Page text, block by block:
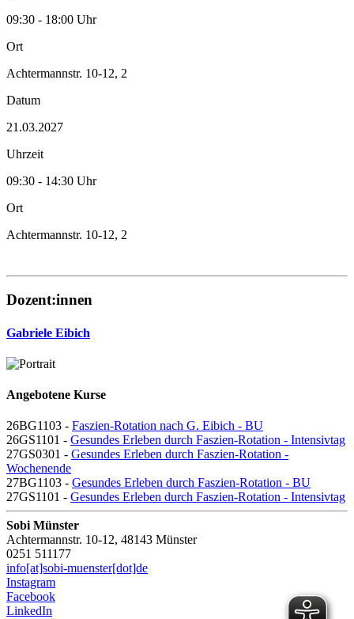
09:30 - 18:00 Uhr
Ort
Achtermannstr. 10-12, 2
Datum
21.03.2027
Uhrzeit
09:30 - 14:30 Uhr
Ort
Achtermannstr. 10-12, 2
Dozent:innen
Gabriele Eibich
Angebotene Kurse
26BG1103 - Faszien-Rotation nach G. Eibich - BU
26GS1101 - Gesundes Erleben durch Faszien-Rotation - Intensivtag
27GS0301 - Gesundes Erleben durch Faszien-Rotation -
Wochenende
27BG1103 - Gesundes Erleben durch Faszien-Rotation - BU
27GS1101 - Gesundes Erleben durch Faszien-Rotation - Intensivtag
Sobi Münster
Achtermannstr. 10-12, 48143 Münster
0251 511177
info[at]sobi-muenster[dot]de
Instagram
Facebook
LinkedIn